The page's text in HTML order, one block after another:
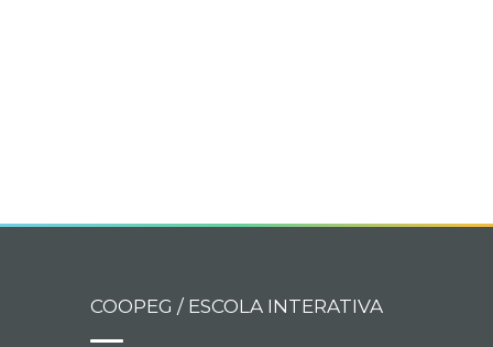
COOPEG / ESCOLA INTERATIVA